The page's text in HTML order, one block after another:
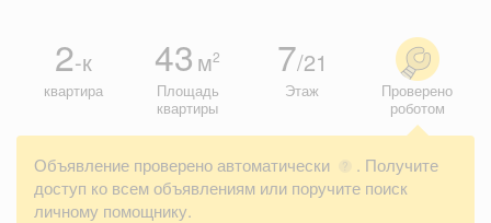
2-к
квартира
43 м2
Площадь
квартиры
7/21
Этаж
Проверено
роботом
Объявление проверено автоматически ?
. Получите
доступ ко всем объявлениям или поручите поиск
личному помощнику.